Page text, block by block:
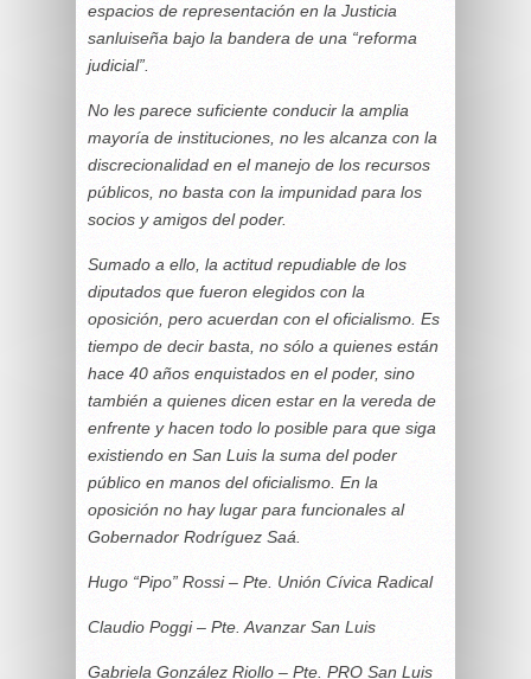
espacios de representación en la Justicia
sanluiseña bajo la bandera de una “reforma
judicial”.
No les parece suficiente conducir la amplia
mayoría de instituciones, no les alcanza con la
discrecionalidad en el manejo de los recursos
públicos, no basta con la impunidad para los
socios y amigos del poder.
Sumado a ello, la actitud repudiable de los
diputados que fueron elegidos con la
oposición, pero acuerdan con el oficialismo. Es
tiempo de decir basta, no sólo a quienes están
hace 40 años enquistados en el poder, sino
también a quienes dicen estar en la vereda de
enfrente y hacen todo lo posible para que siga
existiendo en San Luis la suma del poder
público en manos del oficialismo. En la
oposición no hay lugar para funcionales al
Gobernador Rodríguez Saá.
Hugo “Pipo” Rossi – Pte. Unión Cívica Radical
Claudio Poggi – Pte. Avanzar San Luis
Gabriela González Riollo – Pte. PRO San Luis